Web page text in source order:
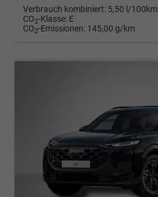
Verbrauch kombiniert: 5,50 l/100km
CO2-Klasse: E
CO2-Emissionen: 145,00 g/km